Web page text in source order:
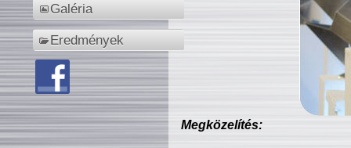
Galéria
Eredmények
Megközelítés: